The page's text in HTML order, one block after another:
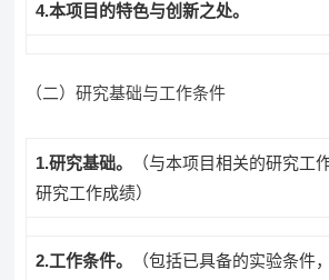
4.本项目的特色与创新之处。
（二）研究基础与工作条件
1.研究基础。
（与本项目相关的研究工
研究工作成绩）
2.工作条件。
（包括已具备的实验条件